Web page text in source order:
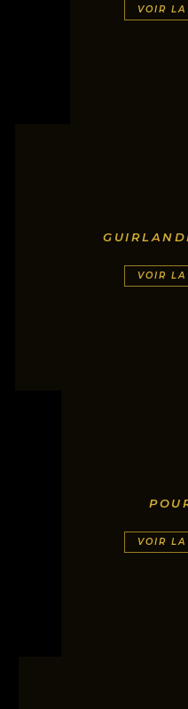
VOIR LA
VOIR LA
VOIR LA